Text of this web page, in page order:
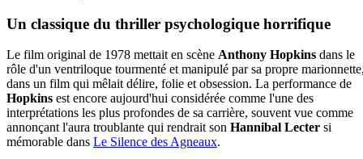
Un classique du thriller psychologique horrifique
Le film original de 1978 mettait en scène Anthony Hopkins dans le
rôle d'un ventriloque tourmenté et manipulé par sa propre
dans un film qui mêlait délire, folie et obsession. La performance de
Hopkins est encore aujourd'hui considérée comme l'une des
interprétations les plus profondes de sa carrière, souvent vue comme
annonçant l'aura troublante qui rendrait son Hannibal Lecter si
mémorable dans Le Silence des Agneaux.